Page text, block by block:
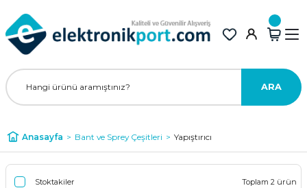
ARA
Anasayfa Bant ve Sprey Çeşitleri Yapıştırıcı
Stoktakiler Toplam 2 ürün